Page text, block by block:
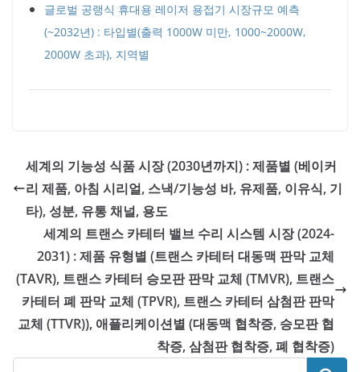
글로벌 공랭식 휴대용 레이저 용접기 시장규모 예측
(~2032년) : 타입별(출력 1000W 미만, 1000~2000W,
2000W 초과), 지역별
세계의 기능성 식품 시장 (2030년까지) : 제품별 (베이커
리 제품, 아침 시리얼, 스낵/기능성 바, 유제품, 이유식, 기
타), 성분, 유통 채널, 용도
세계의 트랜스 카테터 밸브 수리 시스템 시장 (2024-
2031) : 제품 유형별 (트랜스 카테터 대동맥 판막 교체
(TAVR), 트랜스 카테터 승모판 판막 교체 (TMVR), 트랜스
카테터 폐 판막 교체 (TPVR), 트랜스 카테터 삼첨판 판막
교체 (TTVR)), 애플리케이션별 (대동맥 협착증, 승모판 협
착증, 삼첨판 협착증, 폐 협착증)